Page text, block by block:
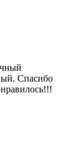
Спасибо